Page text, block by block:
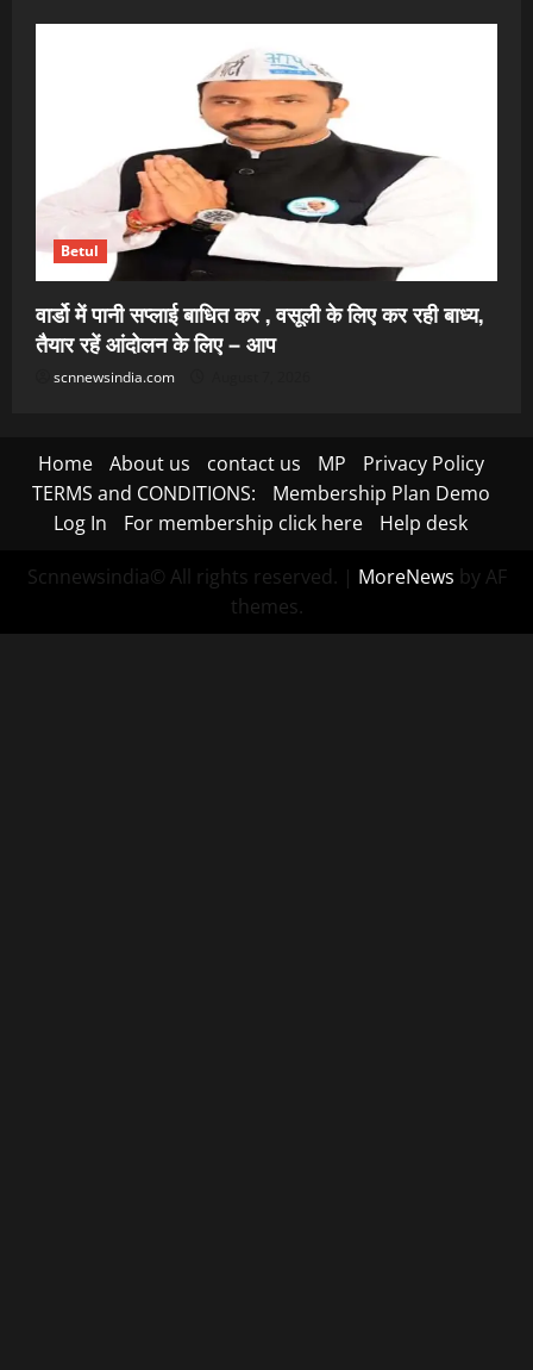
Betul
वार्डो में पानी सप्लाई बाधित कर , वसूली के लिए कर रही बाध्य,
तैयार रहें आंदोलन के लिए – आप
scnnewsindia.com
Home About us contact us MP
Privacy Policy
TERMS and CONDITIONS:
Membership Plan Demo
Log In
For membership click here Help desk
Scnnewsindia© All rights reserved. | MoreNews by AF
themes.